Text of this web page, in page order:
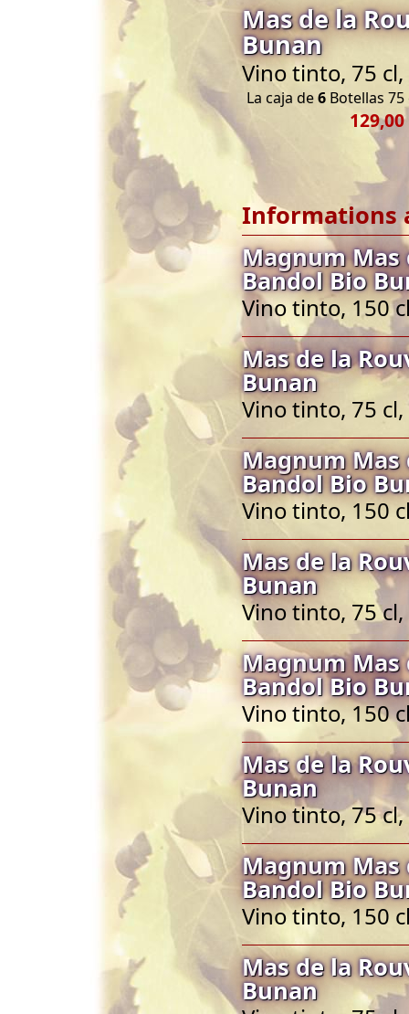
Mas de la
Bunan
Vino tinto, 75
La caja de6 Botellas 75
129,00
Informations
Magnum Mas
Bandol Bio
Vino tinto, 150
Mas de la
Bunan
Vino tinto, 75
Magnum Mas
Bandol Bio
Vino tinto, 150
Mas de la
Bunan
Vino tinto, 75
Magnum Mas
Bandol Bio
Vino tinto, 150
Mas de la
Bunan
Vino tinto, 75
Magnum Mas
Bandol Bio
Vino tinto, 150
Mas de la
Bunan